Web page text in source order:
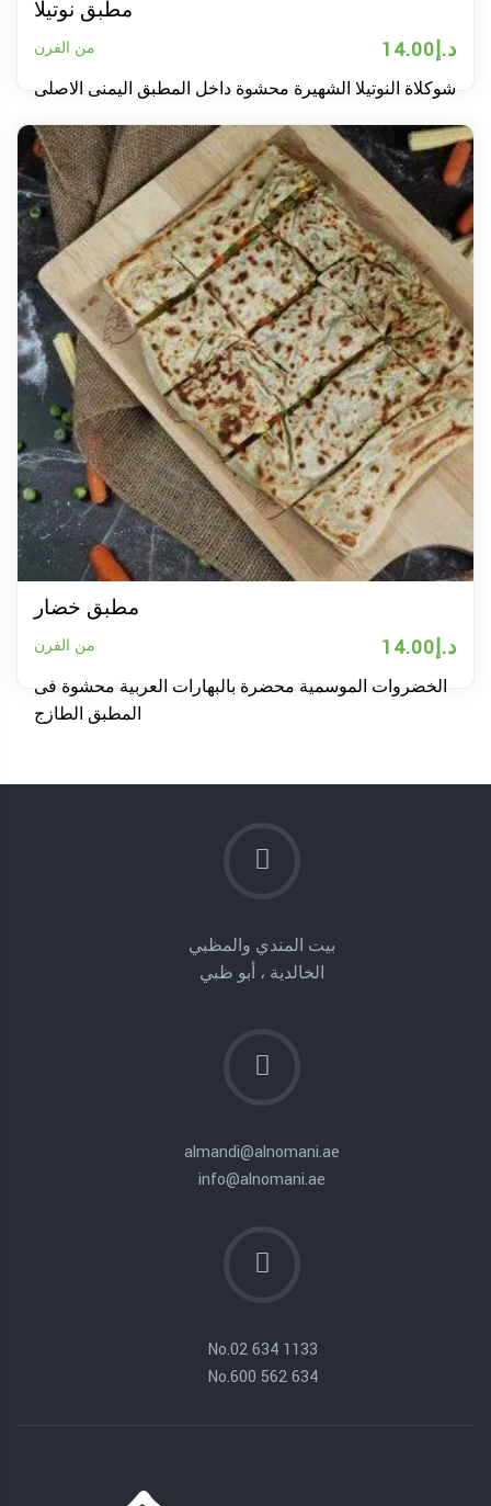
مطبق نوتيلا
من الفرن د.إ14.00
شوكلاة النوتيلا الشهيرة محشوة داخل المطبق اليمنى الاصلى
مطبق خضار
من الفرن د.إ14.00
الخضروات الموسمية محضرة بالبهارات العربية محشوة فى
المطبق الطازج
بيت المندي والمظبي
الخالدية ، أبو ظبي
almandi@alnomani.ae
info@alnomani.ae
No.02 634 1133
No.600 562 634